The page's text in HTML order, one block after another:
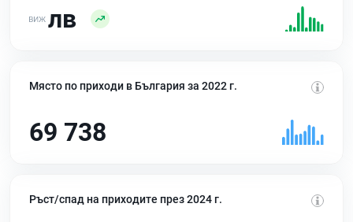
лв
Място по приходи в България за 2022 г.
69 738
Ръст/спад на приходите през 2024 г.